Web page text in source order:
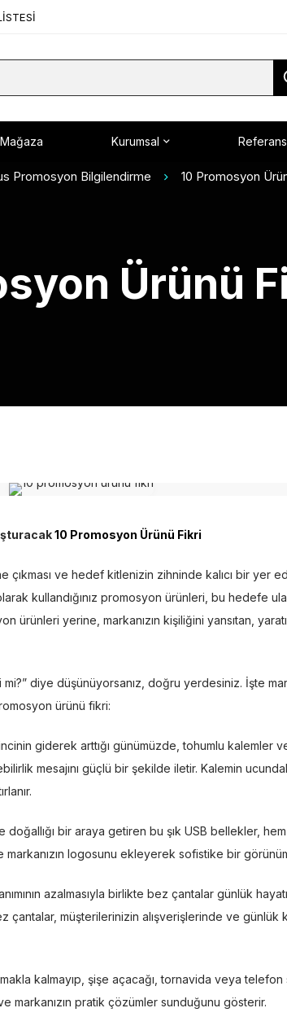
Mağaza Kurumsal
Promosyon Bilgilendirme 10 Promosyon
Ürünü
10 Promosyon Ürünü Fikri
çıkması ve hedef kitlenizin zihninde kalıcı bir yer
kullandığınız promosyon ürünleri, bu hedefe
ürünleri yerine, markanızın kişiliğini yansıtan,
diye düşünüyorsanız, doğru yerdesiniz. İşte
ürünü fikri:
giderek arttığı günümüzde, tohumlu kalemler
mesajını güçlü bir şekilde iletir. Kalemin
doğallığı bir araya getiren bu şık USB bellekler, hem
markanızın logosunu ekleyerek sofistike bir
azalmasıyla birlikte bez çantalar günlük
çantalar, müşterilerinizin alışverişlerinde ve günlük
kalmayıp, şişe açacağı, tornavida veya telefon
markanızın pratik çözümler sunduğunu gösterir.